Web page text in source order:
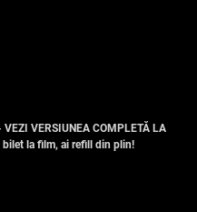
VERSIUNEA COMPLETĂ LA
bilet la film, ai refill din plin!